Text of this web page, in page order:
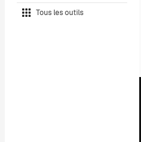
Tous les outils